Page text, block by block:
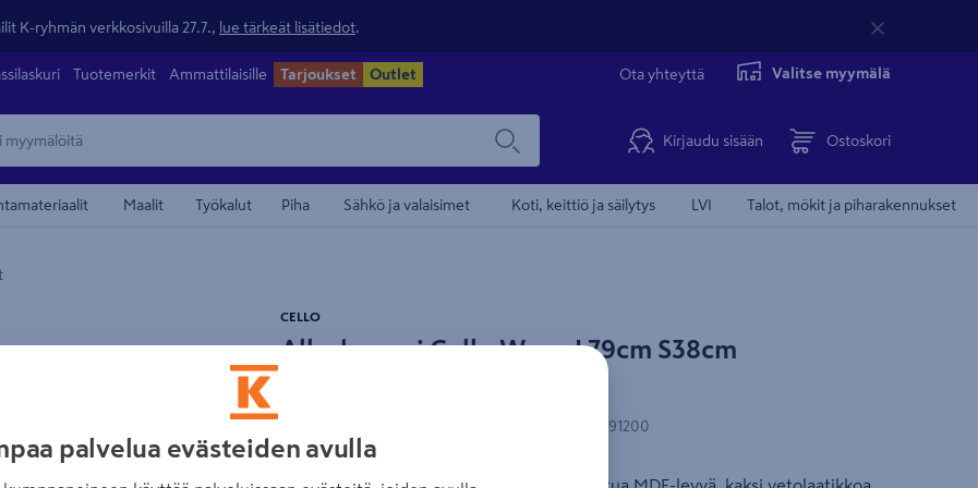
K-ryhmän verkkosivuilla 27.7., lue tärkeät lisätiedot
Tuotemerkit Ammattilaisille Tarjoukset Outlet Ota yhteyttä Valitse myymälä
Kirjaudu sisään Ostoskori
Maalit Työkalut Piha Sähkö ja valaisimet Koti, keittiö ja säilytys LVI Talot, mökit ja piharakennukset
Allaskaappi Cello Wave L79cm S38cm
CELLO
6438313491200
palvelua evästeiden avulla